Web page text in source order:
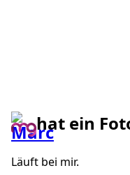
hat ein
Läuft bei mir.